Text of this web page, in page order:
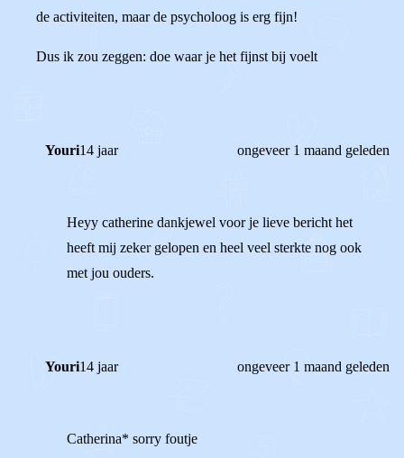
de activiteiten, maar de psycholoog is erg fijn!
Dus ik zou zeggen: doe waar je het fijnst bij voelt
Youri14 jaar ongeveer 1 maand geleden
Heyy catherine dankjewel voor je lieve bericht het
heeft mij zeker gelopen en heel veel sterkte nog ook
met jou ouders.
Youri14 jaar ongeveer 1 maand geleden
Catherina* sorry foutje